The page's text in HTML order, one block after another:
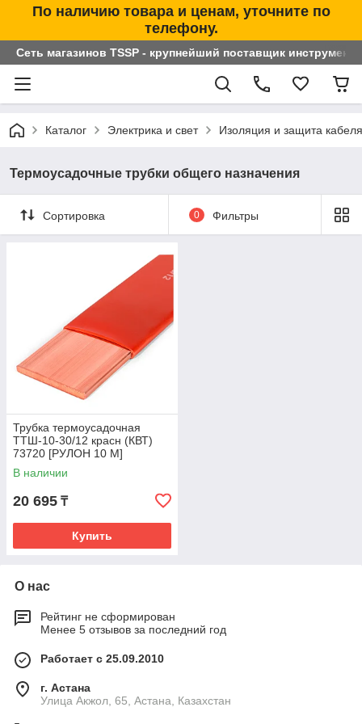
По наличию товара и ценам, уточните по
телефону.
Сеть магазинов TSSP - крупнейший поставщик
Каталог Электрика и свет Изоляция и защита кабеля
Термоусадочные трубки общего назначения
Сортировка 0 Фильтры
Трубка термоусадочная
ТТШ-10-30/12 красн (КВТ)
73720 [РУЛОН 10 М]
В наличии
20 695 ₸
Купить
О нас
Рейтинг не сформирован
Менее 5 отзывов за последний год
Работает с 25.09.2010
г. Астана
Улица Акжол, 65, Астана, Казахстан